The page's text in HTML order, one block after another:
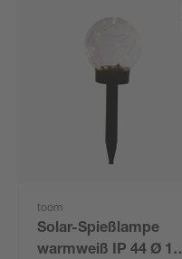
toom
Solar-Spießlampe
warmweiß IP 44 Ø 15